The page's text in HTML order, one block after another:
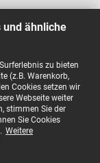
und ähnliche
zu bieten
(z.B. Warenkorb,
Cookies setzen wir
Webseite weiter
stimmen Sie der
Sie Cookies
Weitere